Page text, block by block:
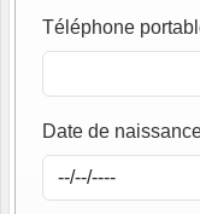
Téléphone
Date de